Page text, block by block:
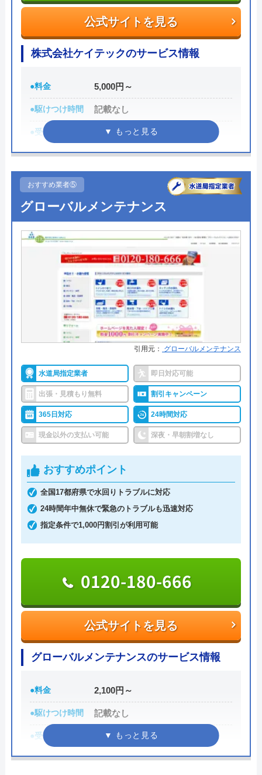
トイレが詰まって本当に困っていましたが、
連絡後すぐに駆けつけてくださり、あっとい
う間に解決。スタッフの方も非常に丁寧で、
安心して任せられました。これでまた快適に
使えます。迅速な対応に心から感謝します！
Googleクチコミを見る
公式サイトを見る
水110番の基本情報
代表者 森吉寛裕
創業・設立
所在地
〒450-6319
対応エリア 全国
水110番のクチコミ on
838 件のクチコミ）
※クチコミの内容について
マイ箸毎日外食ボーイ
2 か月前
元加盟店です。嫌味なことを言ってくる嫌な
社員の巣窟です。女性社員はまともですが、
男性社員の対応は最悪です。社員としての給
与の低さと加盟店の会社の利益と、比較され
してる加盟店同士も含め陰口言いまくってま
す。 お陰様で、他社と連携して自社集客も
安定して早や3年。安定集客万歳です🙌 手数
料率で悩む加盟店さん、早く見切りと付ける
ことをお勧めします。協力し合いましょう！
Message待ってます！
公式サイトを見る
株式会社ケイテックのサービス情報
●料金 5,000円～
●駆けつけ時間 記載なし
●受付時間 8:00～21:00
●定休日 記載なし
●累計実績
詳細は公式HPでご確認ください
株式会社ケイテックがおすすめの理由
株式会社ケイテックは、東京都多摩地区を中心に水
回りの修理を行っている水道局指定工事店です。
スタッフは全員資格を有しており、専門的な知識と
技術を駆使して幅広いトラブルを解決につなげる作
業を行っています。
1人1人が優れたスキルを持つ少数精鋭の体制で、作
業の品質・対応力ともに満足度の高いサービスに期
待ができる業者です。
公式サイトを見る
0120-98-0589
おすすめ業者⑤
グローバルメンテナンス
引用元： グローバルメンテナンス
水道局指定業者 即日対応可能
出張・見積もり無料 割引キャンペーン
365日対応 24時間対応
現金以外の支払い可能 深夜・早朝割増なし
おすすめポイント
全国17都府県で水回りトラブルに対応
24時間年中無休で緊急のトラブルも迅速対応
指定条件で1,000円割引が利用可能
公式サイトを見る
0120-180-666
グローバルメンテナンスのサービス情報
●料金 2,100円～
●駆けつけ時間 記載なし
●受付時間 24時間
●定休日 年中無休